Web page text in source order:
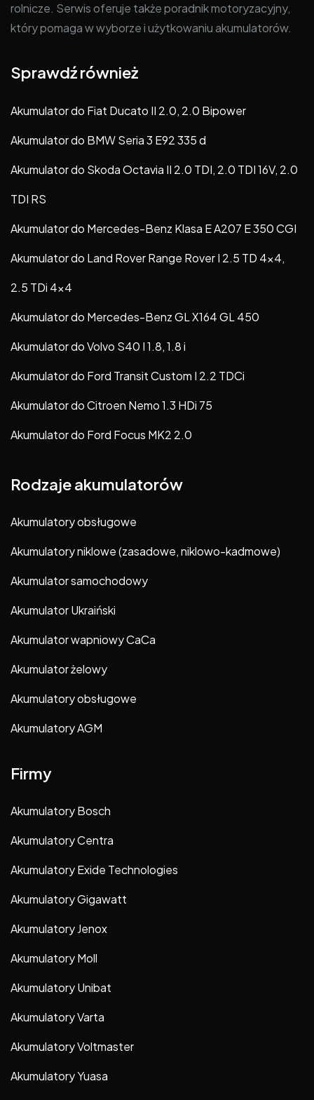
rolnicze. Serwis oferuje także poradnik motoryzacyjny,
który pomaga w wyborze i użytkowaniu akumulatorów.
Sprawdź również
Akumulator do Fiat Ducato II 2.0, 2.0 Bipower
Akumulator do BMW Seria 3 E92 335 d
Akumulator do Skoda Octavia II 2.0 TDI, 2.0 TDI 16V, 2.0
TDI RS
Akumulator do Mercedes-Benz Klasa E A207 E 350 CGI
Akumulator do Land Rover Range Rover I 2.5 TD 4×4,
2.5 TDi 4×4
Akumulator do Mercedes-Benz GL X164 GL 450
Akumulator do Volvo S40 I 1.8, 1.8 i
Akumulator do Ford Transit Custom I 2.2 TDCi
Akumulator do Citroen Nemo 1.3 HDi 75
Akumulator do Ford Focus MK2 2.0
Rodzaje akumulatorów
Akumulatory obsługowe
Akumulatory niklowe (zasadowe, niklowo-kadmowe)
Akumulator samochodowy
Akumulator Ukraiński
Akumulator wapniowy CaCa
Akumulator żelowy
Akumulatory obsługowe
Akumulatory AGM
Firmy
Akumulatory Bosch
Akumulatory Centra
Akumulatory Exide Technologies
Akumulatory Gigawatt
Akumulatory Jenox
Akumulatory Moll
Akumulatory Unibat
Akumulatory Varta
Akumulatory Voltmaster
Akumulatory Yuasa